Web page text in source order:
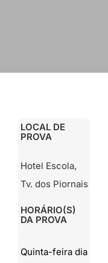
LOCAL DE
PROVA
Hotel Escola,
Tv. dos Piornais
HORÁRIO(S)
DA PROVA
Quinta-feira dia